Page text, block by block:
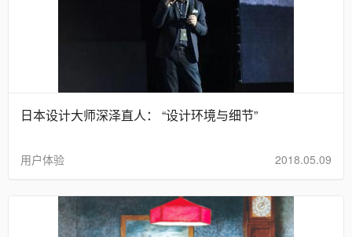
日本设计大师深泽直人： “设计环境与细节”
用户体验 2018.05.09